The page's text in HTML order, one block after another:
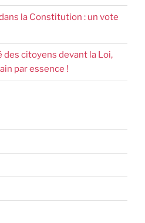
la Constitution : un vote
des citoyens devant la Loi,
par essence !